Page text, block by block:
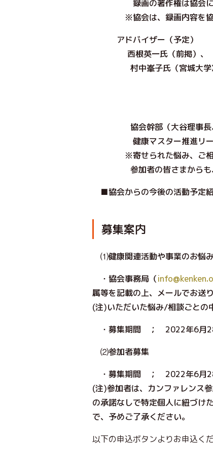
録画の著作権は協会に帰
※協会は、録画内容を協会
アドバイザー（予定）
西根英一氏（前掲）、
村中峯子氏（宮城大学准
協会幹部（大谷理事長、
健康マスター推進リー
※寄せられた悩み、ご相談
参加者の皆さまからも
■協会からの今後の活動予
募集案内
⑴健康関連活動や事業のお悩
・協会事務局（
属等を記載の上、メールでお送り
(注)いただいた悩み/相談ごとの
・募集期間 ； 2022年6月28
⑵参加者募集
・募集期間 ； 2022年6月28
(注)参加者は、カンファレンス
の承諾なしで特定個人に紐づけ
で、予めご了承ください。
以下の申込ボタンよりお申込く